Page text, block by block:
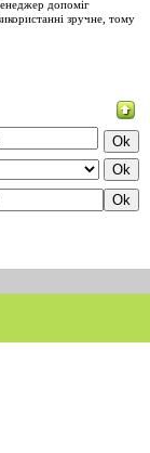
допоміг
зручне, тому